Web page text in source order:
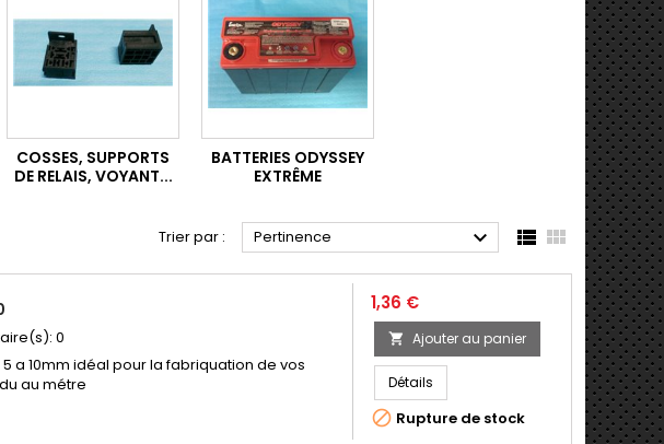
COSSES, SUPPORTS
DE RELAIS, VOYANT...
BATTERIES ODYSSEY
EXTRÊME
Trier par : Pertinence   
0
a 10mm idéal pour la fabriquation de vos
au métre
Prix
1,36 €
 Ajouter au panier
Détails
 Rupture de stock